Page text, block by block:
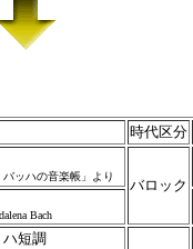
時代区分
バッハの音楽帳」より
バロック
Bach
短調